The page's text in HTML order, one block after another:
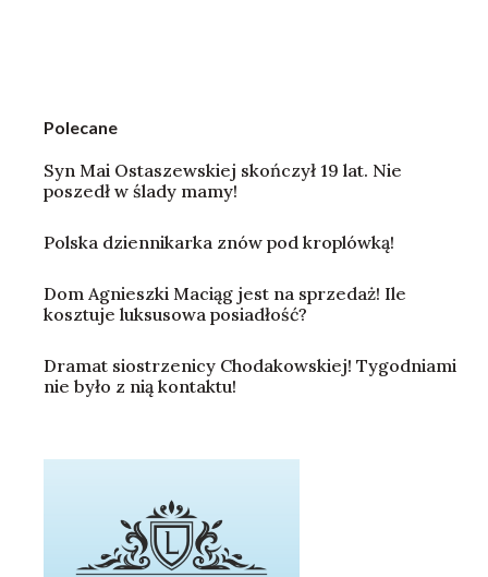
Polecane
Syn Mai Ostaszewskiej skończył 19 lat. Nie
poszedł w ślady mamy!
Polska dziennikarka znów pod kroplówką!
Dom Agnieszki Maciąg jest na sprzedaż! Ile
kosztuje luksusowa posiadłość?
Dramat siostrzenicy Chodakowskiej! Tygodniami
nie było z nią kontaktu!